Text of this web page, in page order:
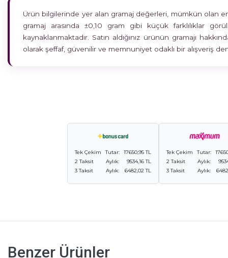
Ürün bilgilerinde yer alan gramaj değerleri, mümkün olan
gramaj arasında ±0,10 gram gibi küçük farklılıklar
kaynaklanmaktadır. Satın aldığınız ürünün gramajı
olarak şeffaf, güvenilir ve memnuniyet odaklı bir alışveriş
Tek Çekim Tutar:
17650,95 TL
2 Taksit
Aylık:
9534,16 TL
3 Taksit
Aylık: 6482,02 TL
Tek Çekim Tutar:
2 Taksit
Aylık:
3 Taksit
Aylık:
Benzer Ürünler